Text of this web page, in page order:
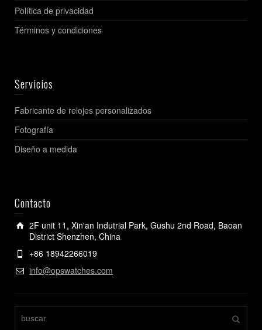
Política de privacidad
Términos y condiciones
Servicios
Fabricante de relojes personalizados
Fotografía
Diseño a medida
Contacto
2F unit 11, Xin'an Indutrial Park, Gushu 2nd Road, Baoan
District Shenzhen, China
+86 18942266019
info@opswatches.com